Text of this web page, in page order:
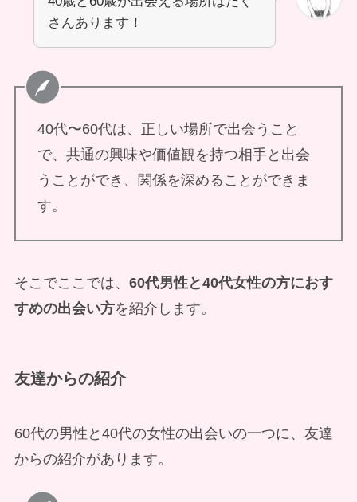
さんあります！
40代〜60代は、正しい場所で出会うこと
で、共通の興味や価値観を持つ相手と出会
うことができ、関係を深めることができま
す。
そこでここでは、 60代男性と40代女性の方におす
すめの出会い方を紹介します。
友達からの紹介
60代の男性と40代の女性の出会いの一つに、友達
からの紹介があります。